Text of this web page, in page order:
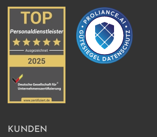
KUNDEN